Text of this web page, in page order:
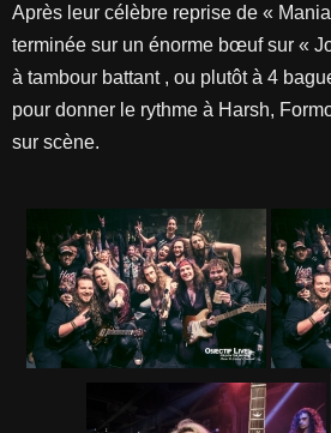
Après leur célèbre reprise de «
terminée sur un énorme bœuf sur «
à tambour battant , ou plutôt à 4
pour donner le rythme à Harsh,
sur scène.